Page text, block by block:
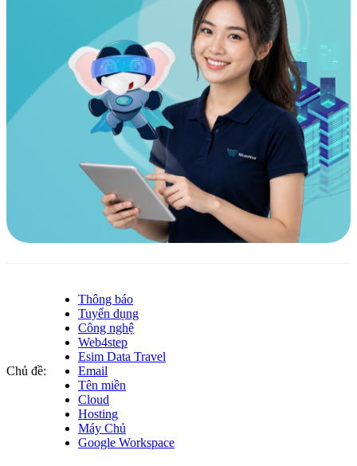
Chủ đề:
Thông báo
Tuyển dụng
Công nghệ
Web4step
Esim Data Travel
Email
Tên miền
Cloud
Hosting
Máy Chủ
Google Workspace